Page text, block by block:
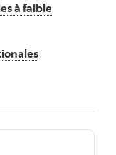
à faible